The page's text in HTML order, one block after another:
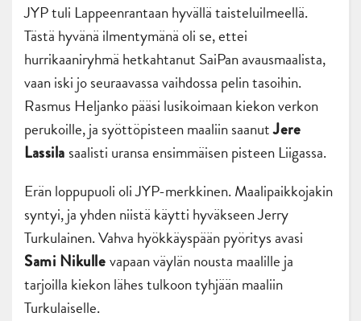
JYP tuli Lappeenrantaan hyvällä taisteluilmeellä.
Tästä hyvänä ilmentymänä oli se, ettei
hurrikaaniryhmä hetkahtanut SaiPan avausmaalista,
vaan iski jo seuraavassa vaihdossa pelin tasoihin.
Rasmus Heljanko pääsi lusikoimaan kiekon verkon
perukoille, ja syöttöpisteen maaliin saanutJere
Lassila saalisti uransa ensimmäisen pisteen Liigassa.
Erän loppupuoli oli JYP-merkkinen. Maalipaikkojakin
syntyi, ja yhden niistä käytti hyväkseen Jerry
Turkulainen. Vahva hyökkäyspään pyöritys avasi
Sami Nikullevapaan väylän nousta maalille ja
tarjoilla kiekon lähes tulkoon tyhjään maaliin
Turkulaiselle.